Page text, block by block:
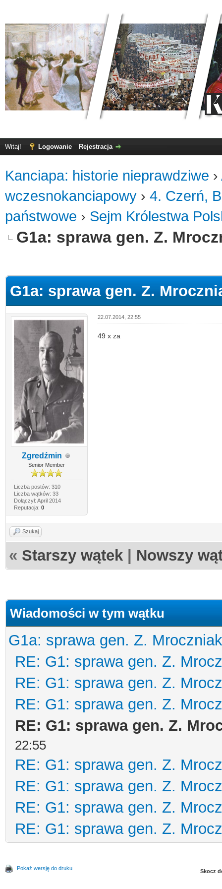
Witaj! Logowanie Rejestracja
Kanciapa: historie nieprawdziwe ›
wczesnokanciapowy › 4. Czerń,
państwowe › Sejm Królestwa
G1a: sprawa gen. Z.
G1a: sprawa gen. Z.
Zgredźmin
Senior Member
Liczba postów: 310
Liczba wątków: 33
Dołączył: April 2014
Reputacja: 0
22.07.2014, 22:55
49 x za
Szukaj
« Starszy wątek Nowszy
Wiadomości w tym wątku
G1a: sprawa gen. Z.
RE: G1: sprawa gen. Z.
RE: G1: sprawa gen. Z.
RE: G1: sprawa gen. Z.
RE: G1: sprawa gen. Z.
22:55
RE: G1: sprawa gen. Z.
RE: G1: sprawa gen. Z.
RE: G1: sprawa gen. Z.
RE: G1: sprawa gen. Z.
Pokaż wersję do druku Skocz